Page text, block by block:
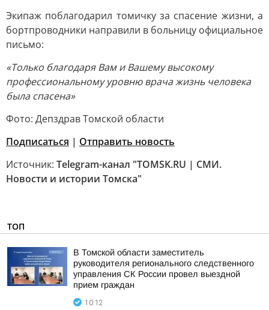
Экипаж поблагодарил томичку за спасение жизни, а
бортпроводники направили в больницу официальное
письмо:
«Только благодаря Вам и Вашему высокому
профессиональному уровню врача жизнь человека
была спасена»
Фото: Депздрав Томской области
Подписаться | Отправить новость
Источник: Telegram-канал "TOMSK.RU | СМИ.
Новости и истории Томска"
ТОП
В Томской области заместитель
руководителя регионального следственного
управления СК России провел выездной
прием граждан
10:12